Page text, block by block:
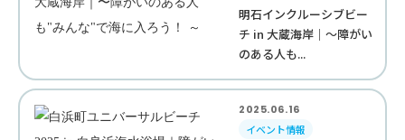
明石インクルーシブビー
チ in 大蔵海岸｜〜障がい
のある人も...
2025.06.16
イベント情報